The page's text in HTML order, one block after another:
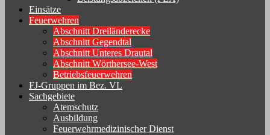
Einsätze
Feuerwehren
Abschnitt Dreiländerecke
Abschnitt Gegendtal
Abschnitt Unteres Drautal
Abschnitt Wörthersee-West
Betriebsfeuerwehren
FJ-Gruppen im Bez. VL
Sachgebiete
Atemschutz
Ausbildung
Feuerwehrmedizinischer Dienst